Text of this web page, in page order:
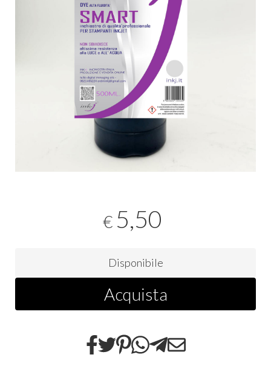
€ 5,50
Disponibile
Acquista